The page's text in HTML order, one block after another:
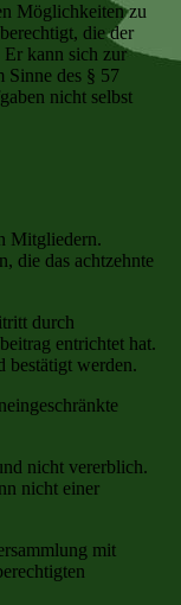
Möglichkeiten zu
die der
Er kann sich zur
Sinne des § 57
nicht selbst
Mitgliedern.
die das achtzehnte
durch
entrichtet hat.
bestätigt werden.
nicht vererblich.
nicht einer
mit